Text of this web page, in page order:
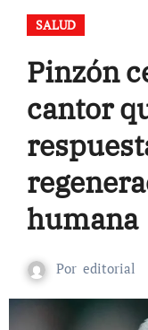
SALUD
Pinzón
cantor
humana
Por editorial